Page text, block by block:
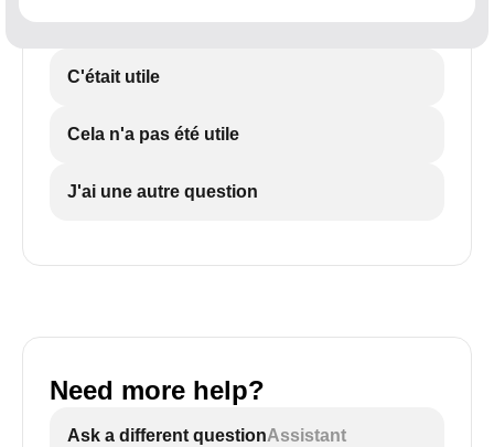
C'était utile
Cela n'a pas été utile
J'ai une autre question
Need more help?
Ask a different questionAssistant